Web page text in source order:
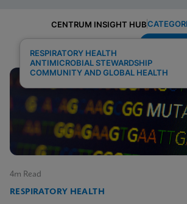
CENTRUM INSIGHT HUB
RESPIRATORY HEALTH
ANTIMICROBIAL STEWARDSHIP
COMMUNITY AND GLOBAL HEALTH
4m Read
RESPIRATORY HEALTH